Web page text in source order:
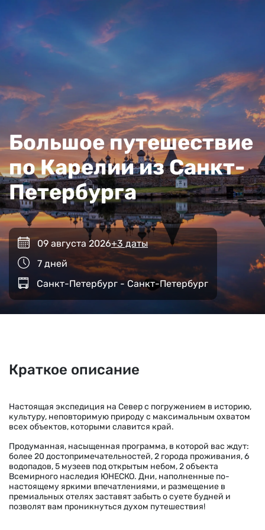
Большое путешествие
по Карелии из Санкт-
Петербурга
09 августа 2026+3 даты
7 дней
Санкт-Петербург - Санкт-Петербург
Краткое описание
Настоящая экспедиция на Север с погружением в историю,
культуру, неповторимую природу с максимальным охватом
всех объектов, которыми славится край.
Продуманная, насыщенная программа, в которой вас ждут:
более 20 достопримечательностей, 2 города проживания, 6
водопадов, 5 музеев под открытым небом, 2 объекта
Всемирного наследия ЮНЕСКО. Дни, наполненные по-
настоящему яркими впечатлениями, и размещение в
премиальных отелях заставят забыть о суете будней и
позволят вам проникнуться духом путешествия!